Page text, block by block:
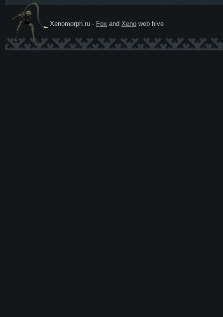
Ксеномо
Xenomorph.ru - Fox and Xeno web hive